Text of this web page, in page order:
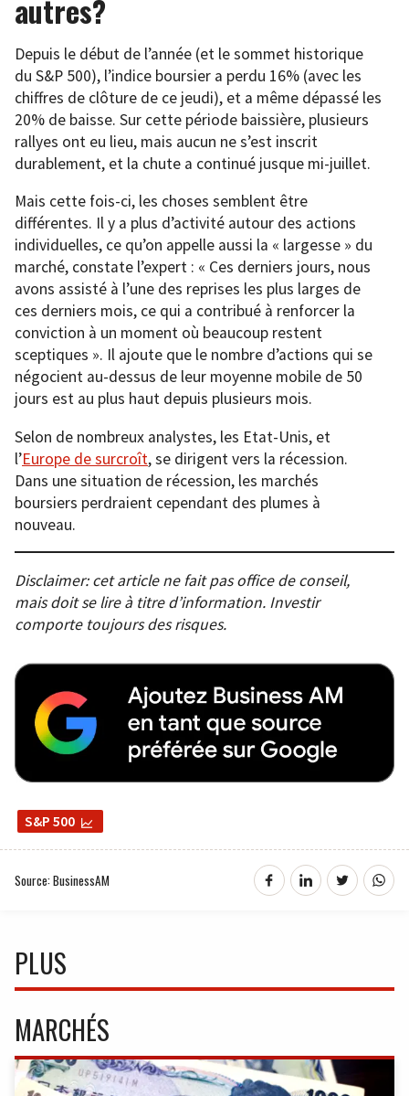
autres?
Depuis le début de l’année (et le sommet historique
du S&P 500), l’indice boursier a perdu 16% (avec les
chiffres de clôture de ce jeudi), et a même dépassé les
20% de baisse. Sur cette période baissière, plusieurs
rallyes ont eu lieu, mais aucun ne s’est inscrit
durablement, et la chute a continué jusque mi-juillet.
Mais cette fois-ci, les choses semblent être
différentes. Il y a plus d’activité autour des actions
individuelles, ce qu’on appelle aussi la « largesse » du
marché, constate l’expert : « Ces derniers jours, nous
avons assisté à l’une des reprises les plus larges de
ces derniers mois, ce qui a contribué à renforcer la
conviction à un moment où beaucoup restent
sceptiques ». Il ajoute que le nombre d’actions qui se
négocient au-dessus de leur moyenne mobile de 50
jours est au plus haut depuis plusieurs mois.
Selon de nombreux analystes, les Etat-Unis, et
l’Europe de surcroît, se dirigent vers la récession.
Dans une situation de récession, les marchés
boursiers perdraient cependant des plumes à
nouveau.
Disclaimer: cet article ne fait pas office de conseil,
mais doit se lire à titre d’information. Investir
comporte toujours des risques.
S&P 500
Source: BusinessAM
PLUS
MARCHÉS